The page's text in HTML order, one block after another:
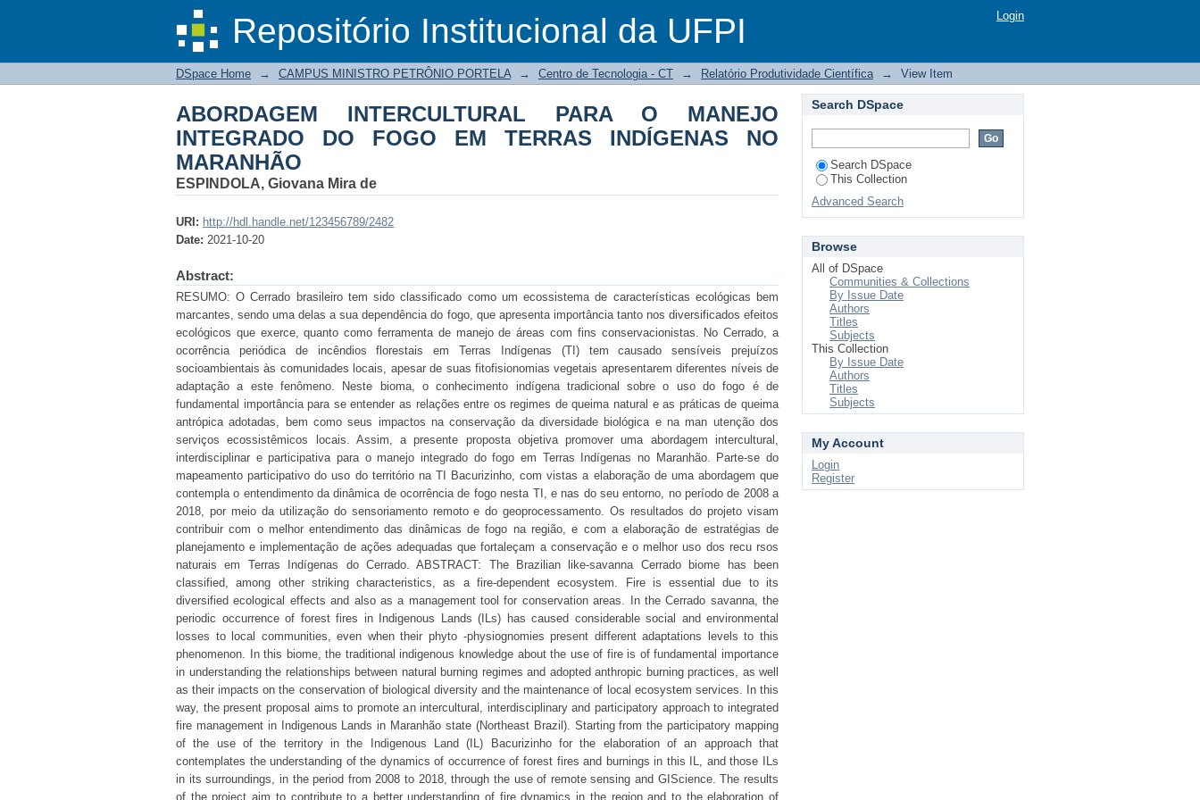
Repositório Institucional da UFPI
ABORDAGEM INTERCULTURAL PARA O MANEJO INTEGRADO DO FOGO EM
TERRAS INDÍGENAS NO MARANHÃO
DSpace/Manakin Repository Login
DSpace Home → CAMPUS MINISTRO PETRÔNIO PORTELA → Centro de Tecnologia - CT → Relatório Produtividade Científica → View Item
ABORDAGEM INTERCULTURAL PARA O MANEJO
INTEGRADO DO FOGO EM TERRAS INDÍGENAS NO
MARANHÃO
ESPINDOLA, Giovana Mira de
URI: http://hdl.handle.net/123456789/2482
Date: 2021-10-20
Abstract:
RESUMO: O Cerrado brasileiro tem sido classificado como um ecossistema de características ecológicas bem
marcantes, sendo uma delas a sua dependência do fogo, que apresenta importância tanto nos diversificados efeitos
ecológicos que exerce, quanto como ferramenta de manejo de áreas com fins conservacionistas. No Cerrado, a
ocorrência periódica de incêndios florestais em Terras Indígenas (TI) tem causado sensíveis prejuízos
socioambientais às comunidades locais, apesar de suas fitofisionomias vegetais apresentarem diferentes níveis de
adaptação a este fenômeno. Neste bioma, o conhecimento indígena tradicional sobre o uso do fogo é de
fundamental importância para se entender as relações entre os regimes de queima natural e as práticas de queima
antrópica adotadas, bem como seus impactos na conservação da diversidade biológica e na man utenção dos
serviços ecossistêmicos locais. Assim, a presente proposta objetiva promover uma abordagem intercultural,
interdisciplinar e participativa para o manejo integrado do fogo em Terras Indígenas no Maranhão. Parte-se do
mapeamento participativo do uso do território na TI Bacurizinho, com vistas a elaboração de uma abordagem que
contempla o entendimento da dinâmica de ocorrência de fogo nesta TI, e nas do seu entorno, no período de 2008 a
2018, por meio da utilização do sensoriamento remoto e do geoprocessamento. Os resultados do projeto visam
contribuir com o melhor entendimento das dinâmicas de fogo na região, e com a elaboração de estratégias de
planejamento e implementação de ações adequadas que fortaleçam a conservação e o melhor uso dos recu rsos
naturais em Terras Indígenas do Cerrado. ABSTRACT: The Brazilian like-savanna Cerrado biome has been
classified, among other striking characteristics, as a fire-dependent ecosystem. Fire is essential due to its
diversified ecological effects and also as a management tool for conservation areas. In the Cerrado savanna, the
periodic occurrence of forest fires in Indigenous Lands (ILs) has caused considerable social and environmental
losses to local communities, even when their phyto -physiognomies present different adaptations levels to this
phenomenon. In this biome, the traditional indigenous knowledge about the use of fire is of fundamental importance
in understanding the relationships between natural burning regimes and adopted anthropic burning practices, as well
as their impacts on the conservation of biological diversity and the maintenance of local ecosystem services. In this
way, the present proposal aims to promote an intercultural, interdisciplinary and participatory approach to integrated
fire management in Indigenous Lands in Maranhão state (Northeast Brazil). Starting from the participatory mapping
of the use of the territory in the Indigenous Land (IL) Bacurizinho for the elaboration of an approach that
contemplates the understanding of the dynamics of occurrence of forest fires and burnings in this IL, and those ILs
in its surroundings, in the period from 2008 to 2018, through the use of remote sensing and GIScience. The results
of the project aim to contribute to a better understanding of fire dynamics in the region and to the elaboration of
Search DSpace
Search DSpace
This Collection
Advanced Search
Browse
All of DSpace
Communities & Collections
By Issue Date
Authors
Titles
Subjects
This Collection
By Issue Date
Authors
Titles
Subjects
My Account
Login
Register